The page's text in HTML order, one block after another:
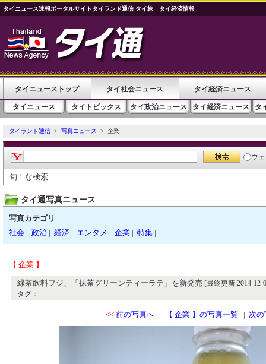
タイニュース速報ポータルサイトタイランド通信 タイ株 タイ経済情報
タイニューストップ タイ社会ニュース タイ経済ニュース
タイニュース タイトピックス タイ政治ニュース タイ経済ニュース タ
タイランド通信 > 写真ニュース > 企業
ウ
旬！な検索
タイ通写真ニュース
写真カテゴリ
社会 | 政治 | 経済 | エンタメ | 企業 | 特集 |
【 企業 】
緑茶飲料フジ、「抹茶グリーンティーラテ」を新発売 [最終更新:2014-12-
タグ：
<< 前の写真へ| 【 企業 】の写真一覧 | 次の